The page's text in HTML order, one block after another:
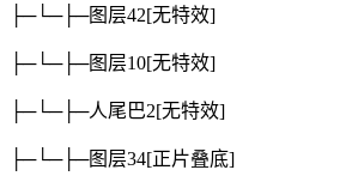
├─└─├─图层42[无特效]
├─└─├─图层10[无特效]
├─└─├─人尾巴2[无特效]
├─└─├─图层34[正片叠底]